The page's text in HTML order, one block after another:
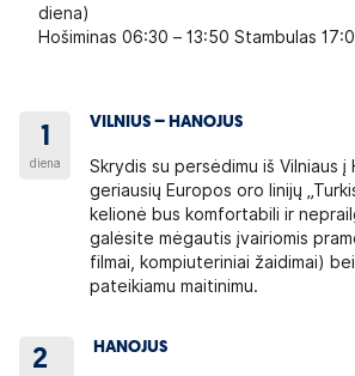
diena)
Hošiminas 06:30 – 13:50 Stambulas
1
diena
VILNIUS – HANOJUS
Skrydis su persėdimu iš Vilniaus į
geriausių Europos oro linijų
kelionė bus komfortabili ir
galėsite mėgautis įvairiomis
filmai, kompiuteriniai žaidimai)
pateikiamu maitinimu.
2 HANOJUS